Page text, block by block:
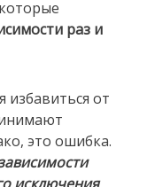
раз и
от
это ошибка.